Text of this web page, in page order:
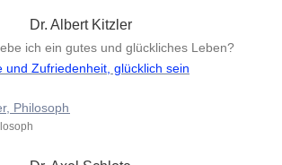
Dr. Albert Kitzler
ich ein gutes und glückliches Leben?
und Zufriedenheit, glücklich sein